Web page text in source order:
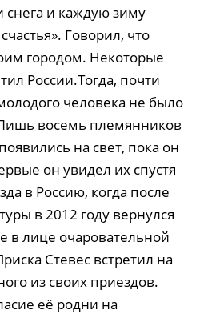
снега и каждую зиму
Говорил, что
городом. Некоторые
России.Тогда, почти
человека не было
восемь племянников
на свет, пока он
он увидел их спустя
в Россию, когда после
в 2012 году вернулся
в лице очаровательной
Стевес встретил на
из своих приездов.
её родни на